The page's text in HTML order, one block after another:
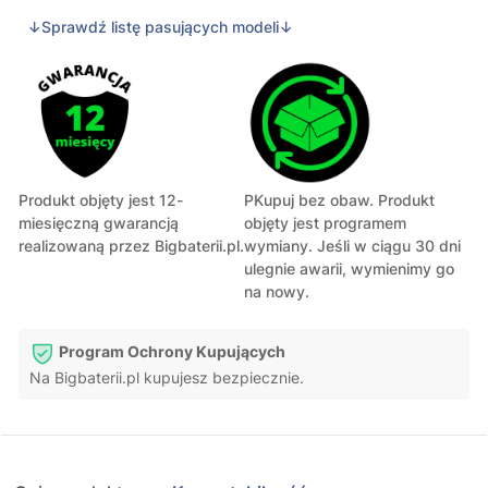
↓Sprawdź listę pasujących modeli↓
Produkt objęty jest 12-
miesięczną gwarancją
realizowaną przez Bigbaterii.pl.
PKupuj bez obaw. Produkt
objęty jest programem
wymiany. Jeśli w ciągu 30 dni
ulegnie awarii, wymienimy go
na nowy.
Program Ochrony Kupujących
Na Bigbaterii.pl kupujesz bezpiecznie.